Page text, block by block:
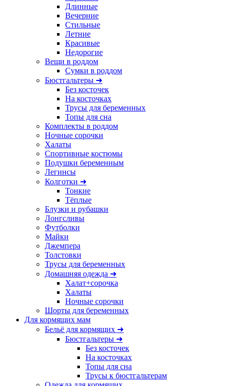
Длинные
Вечерние
Стильные
Летние
Красивые
Недорогие
Вещи в роддом
Сумки в роддом
Бюстгальтеры ➜
Без косточек
На косточках
Трусы для беременных
Топы для сна
Комплекты в роддом
Ночные сорочки
Халаты
Спортивные костюмы
Подушки беременным
Легинсы
Колготки ➜
Тонкие
Тёплые
Блузки и рубашки
Лонгсливы
Футболки
Майки
Джемпера
Толстовки
Трусы для беременных
Домашняя одежда ➜
Халат+сорочка
Халаты
Ночные сорочки
Шорты для беременных
Для кормящих мам
Бельё для кормящих ➜
Бюстгальтеры ➜
Без косточек
На косточках
Топы для сна
Трусы к бюстгальтерам